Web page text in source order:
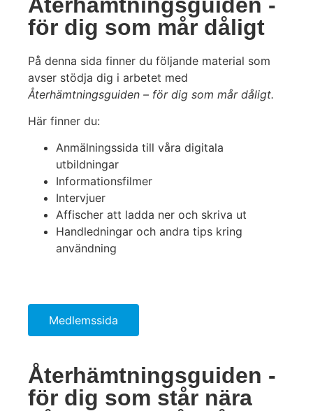
för dig som mår dåligt
På denna sida finner du följande material som
avser stödja dig i arbetet med
Återhämtningsguiden – för dig som mår dåligt.
Här finner du:
Anmälningssida till våra digitala
utbildningar
Informationsfilmer
Intervjuer
Affischer att ladda ner och skriva ut
Handledningar och andra tips kring
användning
Medlemssida
Återhämtningsguiden -
för dig som står nära